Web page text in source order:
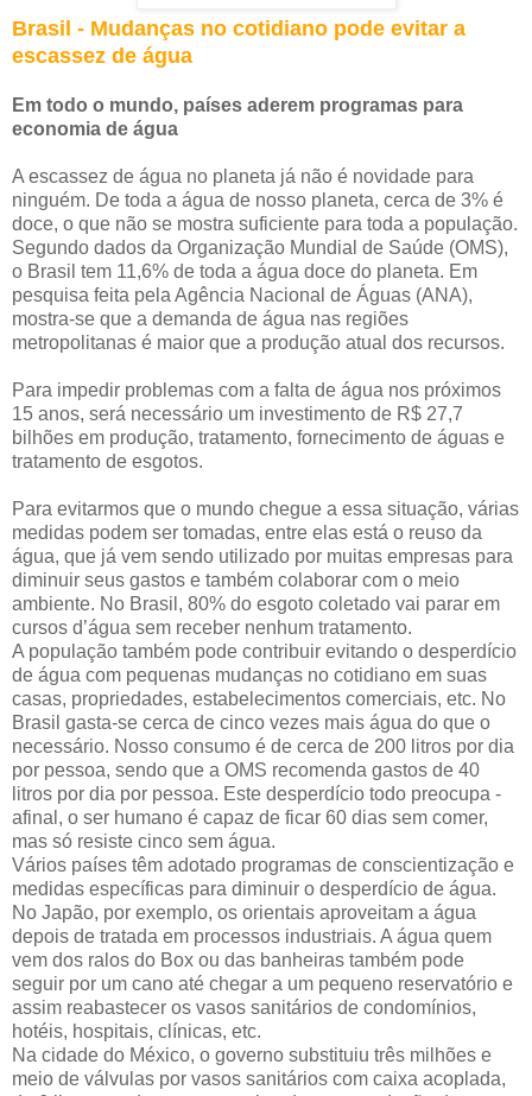
Brasil - Mudanças no cotidiano pode evitar a
escassez de água
Em todo o mundo, países aderem programas para
economia de água
A escassez de água no planeta já não é novidade para
ninguém. De toda a água de nosso planeta, cerca de 3% é
doce, o que não se mostra suficiente para toda a população.
Segundo dados da Organização Mundial de Saúde (OMS),
o Brasil tem 11,6% de toda a água doce do planeta. Em
pesquisa feita pela Agência Nacional de Águas (ANA),
mostra-se que a demanda de água nas regiões
metropolitanas é maior que a produção atual dos recursos.
Para impedir problemas com a falta de água nos próximos
15 anos, será necessário um investimento de R$ 27,7
bilhões em produção, tratamento, fornecimento de águas e
tratamento de esgotos.
Para evitarmos que o mundo chegue a essa situação, várias
medidas podem ser tomadas, entre elas está o reuso da
água, que já vem sendo utilizado por muitas empresas para
diminuir seus gastos e também colaborar com o meio
ambiente. No Brasil, 80% do esgoto coletado vai parar em
cursos d’água sem receber nenhum tratamento.
A população também pode contribuir evitando o desperdício
de água com pequenas mudanças no cotidiano em suas
casas, propriedades, estabelecimentos comerciais, etc. No
Brasil gasta-se cerca de cinco vezes mais água do que o
necessário. Nosso consumo é de cerca de 200 litros por dia
por pessoa, sendo que a OMS recomenda gastos de 40
litros por dia por pessoa. Este desperdício todo preocupa -
afinal, o ser humano é capaz de ficar 60 dias sem comer,
mas só resiste cinco sem água.
Vários países têm adotado programas de conscientização e
medidas específicas para diminuir o desperdício de água.
No Japão, por exemplo, os orientais aproveitam a água
depois de tratada em processos industriais. A água quem
vem dos ralos do Box ou das banheiras também pode
seguir por um cano até chegar a um pequeno reservatório e
assim reabastecer os vasos sanitários de condomínios,
hotéis, hospitais, clínicas, etc.
Na cidade do México, o governo substituiu três milhões e
meio de válvulas por vasos sanitários com caixa acoplada,